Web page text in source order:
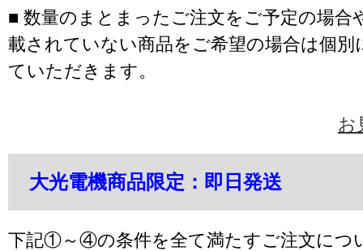
■ 数量のまとまったご注文をご予定の場合
載されていない商品をご希望の場合は個別
ていただきます。
お
大光電機商品限定：即日発送
下記①～④の条件を全て満たすご注文につ